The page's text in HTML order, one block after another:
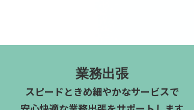
業務出張
スピードときめ細やかなサービスで